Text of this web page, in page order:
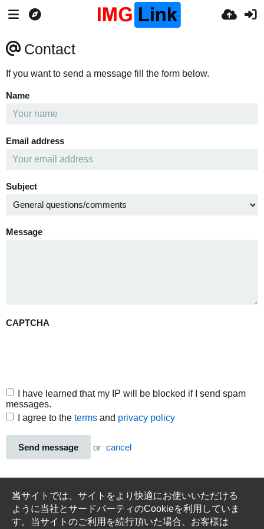
Contact
If you want to send a message fill the form below.
Name
Email address
Subject
Message
CAPTCHA
I have learned that my IP will be blocked if I send spam
messages.
I agree to the terms and privacy policy
Send message or cancel
当サイトでは、サイトをより快適にお使いいただける
ように当社とサードパーティのCookieを利用していま
す。当サイトのご利用を続行頂いた場合、お客様は